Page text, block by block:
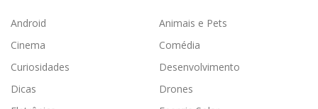
Android
Animais e Pets
Cinema
Comédia
Curiosidades
Desenvolvimento
Dicas
Drones